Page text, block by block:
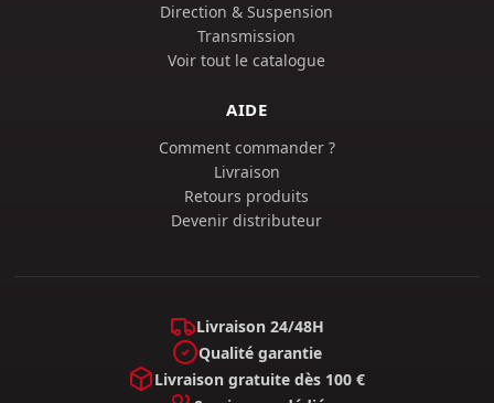
Direction & Suspension
Transmission
Voir tout le catalogue
AIDE
Comment commander ?
Livraison
Retours produits
Devenir distributeur
Livraison 24/48H
Qualité garantie
Livraison gratuite dès 100 €